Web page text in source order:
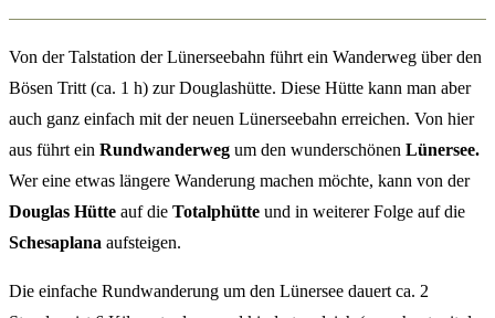
Von der Talstation der Lünerseebahn führt ein Wanderweg über den
Bösen Tritt (ca. 1 h) zur Douglashütte. Diese Hütte kann man aber
auch ganz einfach mit der neuen Lünerseebahn erreichen. Von hier
aus führt ein Rundwanderweg um den wunderschönen Lünersee.
Wer eine etwas längere Wanderung machen möchte, kann von der
Douglas Hütte auf die Totalphütte und in weiterer Folge auf die
Schesaplana aufsteigen.
Die einfache Rundwanderung um den Lünersee dauert ca. 2